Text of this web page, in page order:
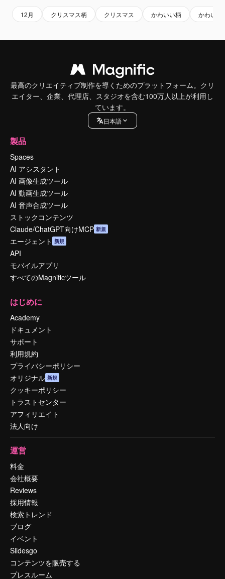
12月 クリスマス柄 クリスマス かわいい柄 かわいい
最高のクリエイティブ制作を導くためのプラットフォーム。クリ
エイター、企業、代理店、スタジオを含む100万人以上が利用し
ています。
日本語
製品
Spaces
AI アシスタント
AI 画像生成ツール
AI 動画生成ツール
AI 音声合成ツール
ストックコンテンツ
Claude/ChatGPT向けMCP 新規
エージェント 新規
API
モバイルアプリ
すべてのMagnificツール
はじめに
Academy
ドキュメント
サポート
利用規約
プライバシーポリシー
オリジナル 新規
クッキーポリシー
トラストセンター
アフィリエイト
法人向け
運営
料金
会社概要
Reviews
採用情報
検索トレンド
ブログ
イベント
Slidesgo
コンテンツを販売する
プレスルーム